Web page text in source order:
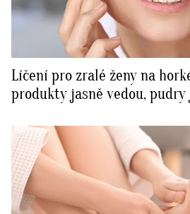
Líčení pro zralé ženy na
produkty jasně vedou, pudry